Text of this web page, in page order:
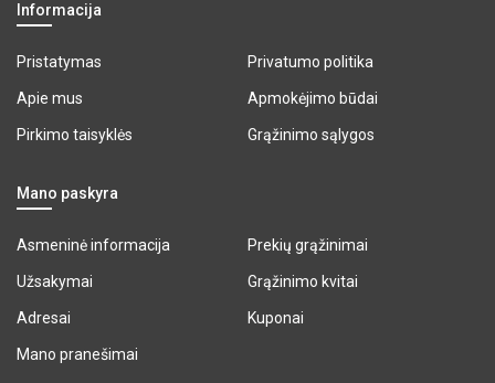
Informacija
Pristatymas Privatumo politika
Apie mus Apmokėjimo būdai
Pirkimo taisyklės Grąžinimo sąlygos
Mano paskyra
Asmeninė informacija Prekių grąžinimai
Užsakymai Grąžinimo kvitai
Adresai Kuponai
Mano pranešimai